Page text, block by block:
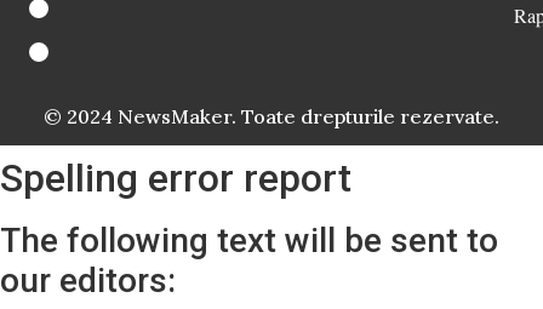
© 2024 NewsMaker. Toate drepturile rezervate.
Spelling error report
The following text will be sent to
our editors: